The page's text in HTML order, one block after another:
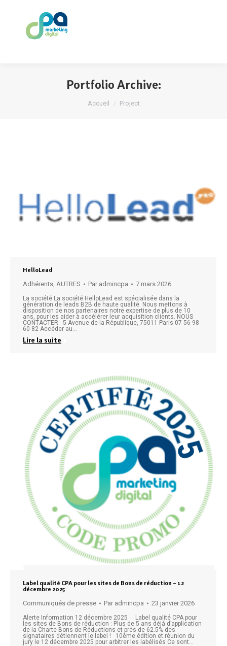
Portfolio Archive:
Vous êtes ici :
Accueil Project
HelloLead
Adhérents, AUTRES Par admincpa 7 mars 2026
La société La société HelloLead est spécialisée dans la
génération de leads B2B de haute qualité. Nous mettons à
disposition de nos partenaires notre expertise de plus de 10
ans, pour les aider à accélérer leur acquisition clients. NOUS
CONTACTER 5 Avenue de la République, 75011 Paris 07 56 98
60 82 Accéder au…
Lire la suite
Label qualité CPA pour les sites de Bons de réduction – 12
décembre 2025
Communiqués de presse Par admincpa 23 janvier 2026
Alerte Information 12 décembre 2025 Label qualité CPA pour
les sites de Bons de réduction : Plus de 5 ans déjà d’application
de la Charte Bons de Réductions et près de 62.5% des
signataires détiennent le label ! 10ème édition et réunion du
jury le 12 décembre 2025 pour arbitrer les labélisés Ce sont…